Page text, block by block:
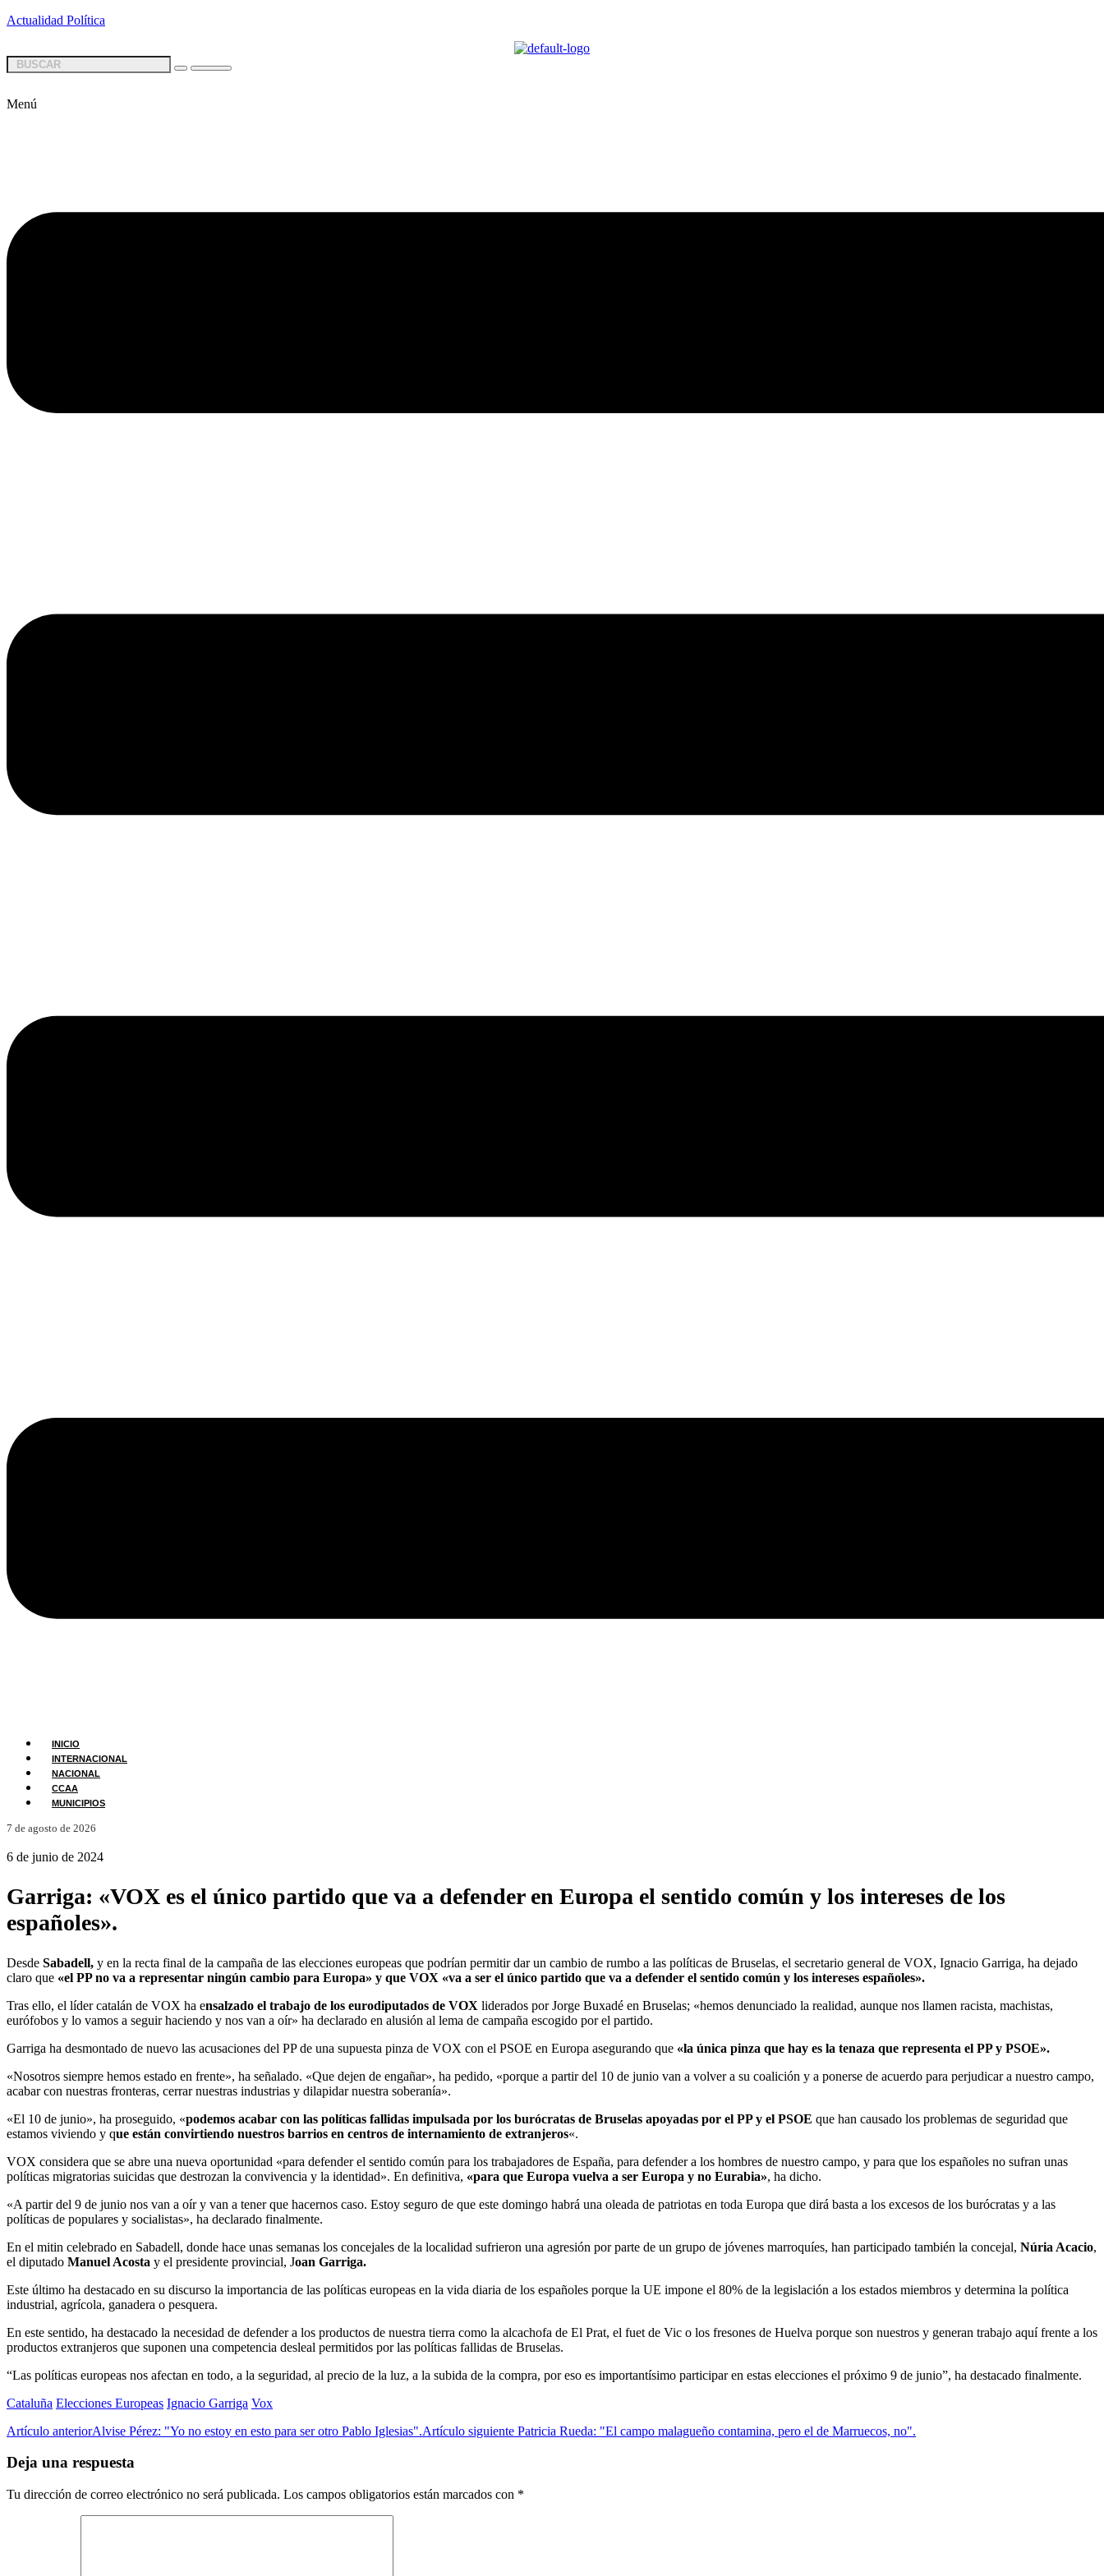
Actualidad Política
Menú
INICIO
INTERNACIONAL
NACIONAL
CCAA
MUNICIPIOS
7 de agosto de 2026
6 de junio de 2024
Garriga: «VOX es el único partido que va a defender en Europa el sentido común y los intereses de los
españoles».
Desde Sabadell, y en la recta final de la campaña de las elecciones europeas que podrían permitir dar un cambio de rumbo a las políticas de Bruselas, el secretario general de VOX, Ignacio Garriga, ha dejado
claro que «el PP no va a representar ningún cambio para Europa» y que VOX «va a ser el único partido que va a defender el sentido común y los intereses españoles».
Tras ello, el líder catalán de VOX ha ensalzado el trabajo de los eurodiputados de VOX liderados por Jorge Buxadé en Bruselas; «hemos denunciado la realidad, aunque nos llamen racista, machistas,
eurófobos y lo vamos a seguir haciendo y nos van a oír» ha declarado en alusión al lema de campaña escogido por el partido.
Garriga ha desmontado de nuevo las acusaciones del PP de una supuesta pinza de VOX con el PSOE en Europa asegurando que «la única pinza que hay es la tenaza que representa el PP y PSOE».
«Nosotros siempre hemos estado en frente», ha señalado. «Que dejen de engañar», ha pedido, «porque a partir del 10 de junio van a volver a su coalición y a ponerse de acuerdo para perjudicar a nuestro campo,
acabar con nuestras fronteras, cerrar nuestras industrias y dilapidar nuestra soberanía».
«El 10 de junio», ha proseguido, «podemos acabar con las políticas fallidas impulsada por los burócratas de Bruselas apoyadas por el PP y el PSOE que han causado los problemas de seguridad que
estamos viviendo y que están convirtiendo nuestros barrios en centros de internamiento de extranjeros«.
VOX considera que se abre una nueva oportunidad «para defender el sentido común para los trabajadores de España, para defender a los hombres de nuestro campo, y para que los españoles no sufran unas
políticas migratorias suicidas que destrozan la convivencia y la identidad». En definitiva, «para que Europa vuelva a ser Europa y no Eurabia», ha dicho.
«A partir del 9 de junio nos van a oír y van a tener que hacernos caso. Estoy seguro de que este domingo habrá una oleada de patriotas en toda Europa que dirá basta a los excesos de los burócratas y a las
políticas de populares y socialistas», ha declarado finalmente.
En el mitin celebrado en Sabadell, donde hace unas semanas los concejales de la localidad sufrieron una agresión por parte de un grupo de jóvenes marroquíes, han participado también la concejal, Núria Acacio,
el diputado Manuel Acosta y el presidente provincial, Joan Garriga.
Este último ha destacado en su discurso la importancia de las políticas europeas en la vida diaria de los españoles porque la UE impone el 80% de la legislación a los estados miembros y determina la política
industrial, agrícola, ganadera o pesquera.
En este sentido, ha destacado la necesidad de defender a los productos de nuestra tierra como la alcachofa de El Prat, el fuet de Vic o los fresones de Huelva porque son nuestros y generan trabajo aquí frente a los
productos extranjeros que suponen una competencia desleal permitidos por las políticas fallidas de Bruselas.
“Las políticas europeas nos afectan en todo, a la seguridad, al precio de la luz, a la subida de la compra, por eso es importantísimo participar en estas elecciones el próximo 9 de junio”, ha destacado finalmente.
Cataluña Elecciones Europeas Ignacio Garriga Vox
Artículo anteriorAlvise Pérez: "Yo no estoy en esto para ser otro Pablo Iglesias".Artículo siguiente Patricia Rueda: "El campo malagueño contamina, pero el de Marruecos, no".
Deja una respuesta
Tu dirección de correo electrónico no será publicada. Los campos obligatorios están marcados con *